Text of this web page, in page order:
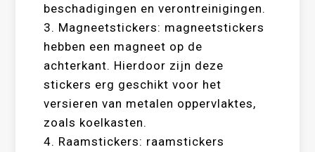
beschadigingen en verontreinigingen.
3. Magneetstickers: magneetstickers
hebben een magneet op de
achterkant. Hierdoor zijn deze
stickers erg geschikt voor het
versieren van metalen oppervlaktes,
zoals koelkasten.
4. Raamstickers: raamstickers